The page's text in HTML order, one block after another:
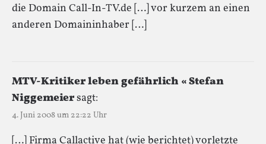
die Domain Call-In-TV.de […] vor kurzem an einen
anderen Domaininhaber […]
MTV-Kritiker leben gefährlich « Stefan
Niggemeiersagt:
4. Juni 2008 um 22:22 Uhr
[…] Firma Callactive hat (wie berichtet) vorletzte